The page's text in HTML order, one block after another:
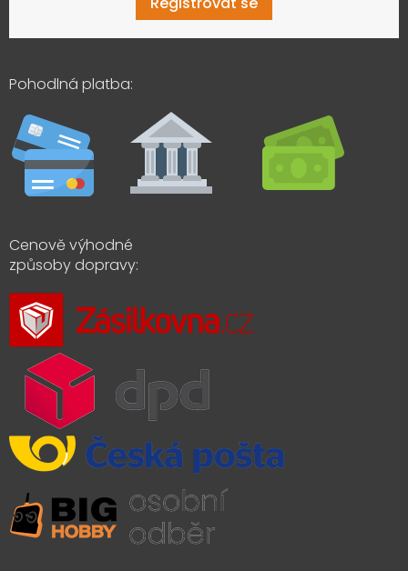
Pohodlná platba:
Cenově výhodné
způsoby dopravy: